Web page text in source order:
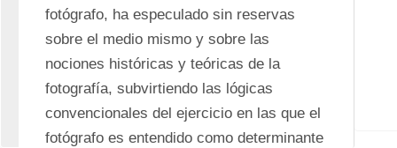
fotógrafo, ha especulado sin reservas
sobre el medio mismo y sobre las
nociones históricas y teóricas de la
fotografía, subvirtiendo las lógicas
convencionales del ejercicio en las que el
fotógrafo es entendido como determinante